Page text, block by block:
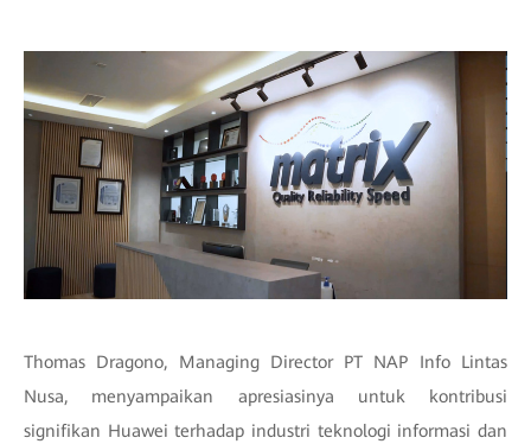
Thomas Dragono, Managing Director PT NAP Info Lintas
Nusa, menyampaikan apresiasinya untuk kontribusi
signifikan Huawei terhadap industri teknologi informasi dan